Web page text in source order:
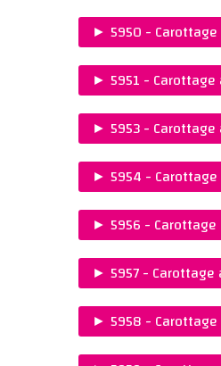
PRIX :
CHF 630.00
REMARQUES :
► 5950 -
PRIX :
CHF 85.00
REMARQUES :
► 5951 -
PRIX :
CHF 100.00
REMARQUES :
► 5953 -
PRIX :
CHF 95.00
REMARQUES :
► 5954 -
PRIX :
CHF 120.00
REMARQUES :
► 5956 -
PRIX :
CHF 105.00
REMARQUES :
► 5957 -
PRIX :
CHF 140.00
REMARQUES :
► 5958 -
PRIX :